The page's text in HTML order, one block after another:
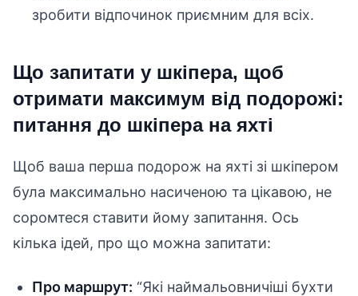
зробити відпочинок приємним для всіх.
Що запитати у шкіпера, щоб
отримати максимум від подорожі:
питання до шкіпера на яхті
Щоб ваша перша подорож на яхті зі шкіпером
була максимально насиченою та цікавою, не
соромтеся ставити йому запитання. Ось
кілька ідей, про що можна запитати:
Про маршрут: “Які наймальовничіші бухти